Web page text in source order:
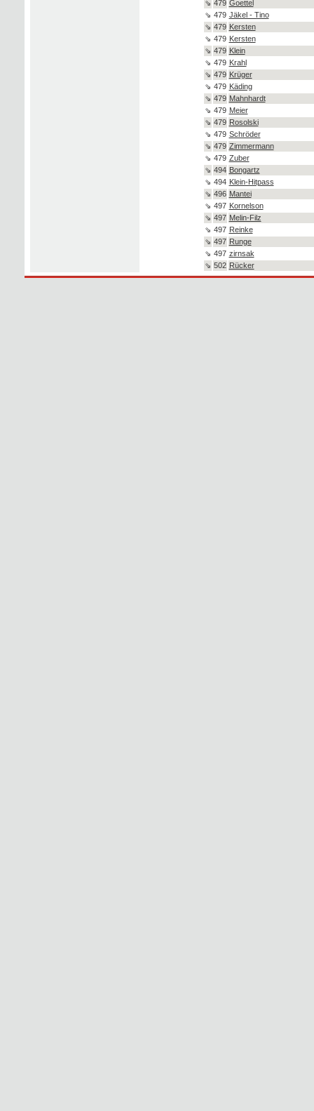
⇘ 479 Goettel
⇘ 479 Jäkel - Tino
⇘ 479 Kersten
⇘ 479 Kersten
⇘ 479 Klein
⇘ 479 Krahl
⇘ 479 Krüger
⇘ 479 Käding
⇘ 479 Mahnhardt
⇘ 479 Meier
⇘ 479 Rosolski
⇘ 479 Schröder
⇘ 479 Zimmermann
⇘ 479 Zuber
⇘ 494 Bongartz
⇘ 494 Klein-Hitpass
⇘ 496 Mantei
⇘ 497 Kornelson
⇘ 497 Melin-Filz
⇘ 497 Reinke
⇘ 497 Runge
⇘ 497 zirnsak
⇘ 502 Rücker